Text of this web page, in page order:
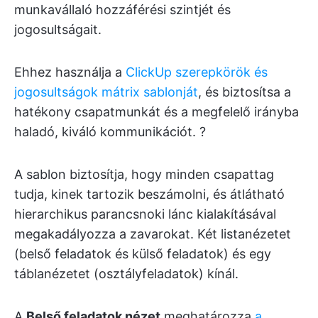
munkavállaló hozzáférési szintjét és
jogosultságait.
Ehhez használja a ClickUp szerepkörök és
jogosultságok mátrix sablonját, és biztosítsa a
hatékony csapatmunkát és a megfelelő irányba
haladó, kiváló kommunikációt. ?
A sablon biztosítja, hogy minden csapattag
tudja, kinek tartozik beszámolni, és átlátható
hierarchikus parancsnoki lánc kialakításával
megakadályozza a zavarokat. Két listanézetet
(belső feladatok és külső feladatok) és egy
táblanézetet (osztályfeladatok) kínál.